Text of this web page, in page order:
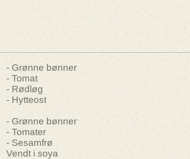
- Grønne bønner
- Tomat
- Rødløg
- Hytteost
- Grønne bønner
- Tomater
- Sesamfrø
Vendt i soya